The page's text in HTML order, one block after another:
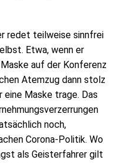
redet teilweise sinnfrei
Etwa, wenn er
auf der Konferenz
Atemzug dann stolz
eine Maske trage. Das
noch,
Corona-Politik. Wo
als Geisterfahrer gilt